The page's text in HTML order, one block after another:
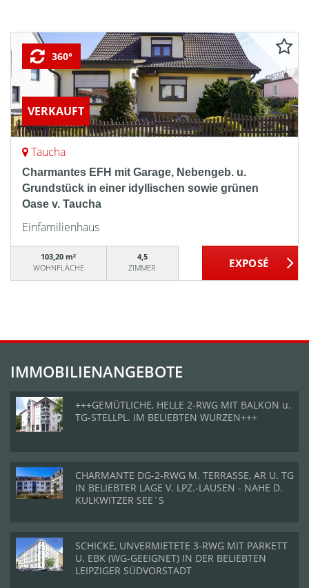
VERKAUFT
360°
Taucha
Charmantes EFH mit Garage, Nebengeb. u.
Grundstück in einer idyllischen sowie grünen
Oase v. Taucha
Einfamilienhaus
103,20 m²
WOHNFLÄCHE
4,5
ZIMMER
IMMOBILIENANGEBOTE
+++GEMÜTLICHE, HELLE 2-RWG MIT BALKON u.
TG-STELLPL. IM BELIEBTEN WURZEN+++
CHARMANTE DG-2-RWG M. TERRASSE, AR U. TG
IN BELIEBTER LAGE V. LPZ.-LAUSEN - NAHE D.
KULKWITZER SEE´S
SCHICKE, UNVERMIETETE 3-RWG MIT PARKETT
U. EBK (WG-GEEIGNET) IN DER BELIEBTEN
LEIPZIGER SÜDVORSTADT